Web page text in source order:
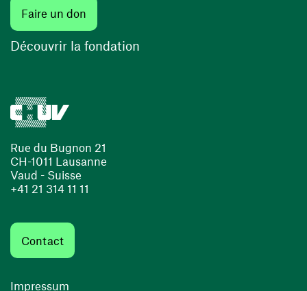
Rue du Bugnon 21
CH-1011 Lausanne
Vaud - Suisse
+41 21 314 11 11
Contact
Impressum
Faire un don
Découvrir la fondation